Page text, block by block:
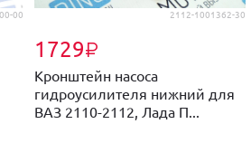
00 2112-1001362-30
1729₽
Кронштейн насоса
гидроусилителя нижний для
ВАЗ 2110-2112, Лада П...